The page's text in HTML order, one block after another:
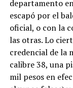
departamento
escapó por el
oficial, o con la
las otras. Lo
credencial de la
calibre 38, una
mil pesos en